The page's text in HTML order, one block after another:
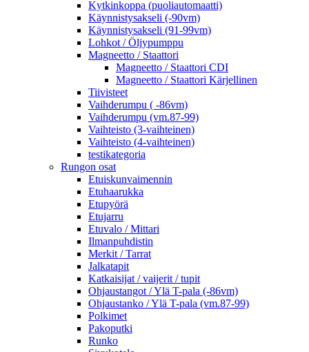
Kytkinkoppa (puoliautomaatti)
Käynnistysakseli (-90vm)
Käynnistysakseli (91-99vm)
Lohkot / Öljypumppu
Magneetto / Staattori
Magneetto / Staattori CDI
Magneetto / Staattori Kärjellinen
Tiivisteet
Vaihderumpu ( -86vm)
Vaihderumpu (vm.87-99)
Vaihteisto (3-vaihteinen)
Vaihteisto (4-vaihteinen)
testikategoria
Rungon osat
Etuiskunvaimennin
Etuhaarukka
Etupyörä
Etujarru
Etuvalo / Mittari
Ilmanpuhdistin
Merkit / Tarrat
Jalkatapit
Katkaisijat / vaijerit / tupit
Ohjaustangot / Ylä T-pala (-86vm)
Ohjaustanko / Ylä T-pala (vm.87-99)
Polkimet
Pakoputki
Runko